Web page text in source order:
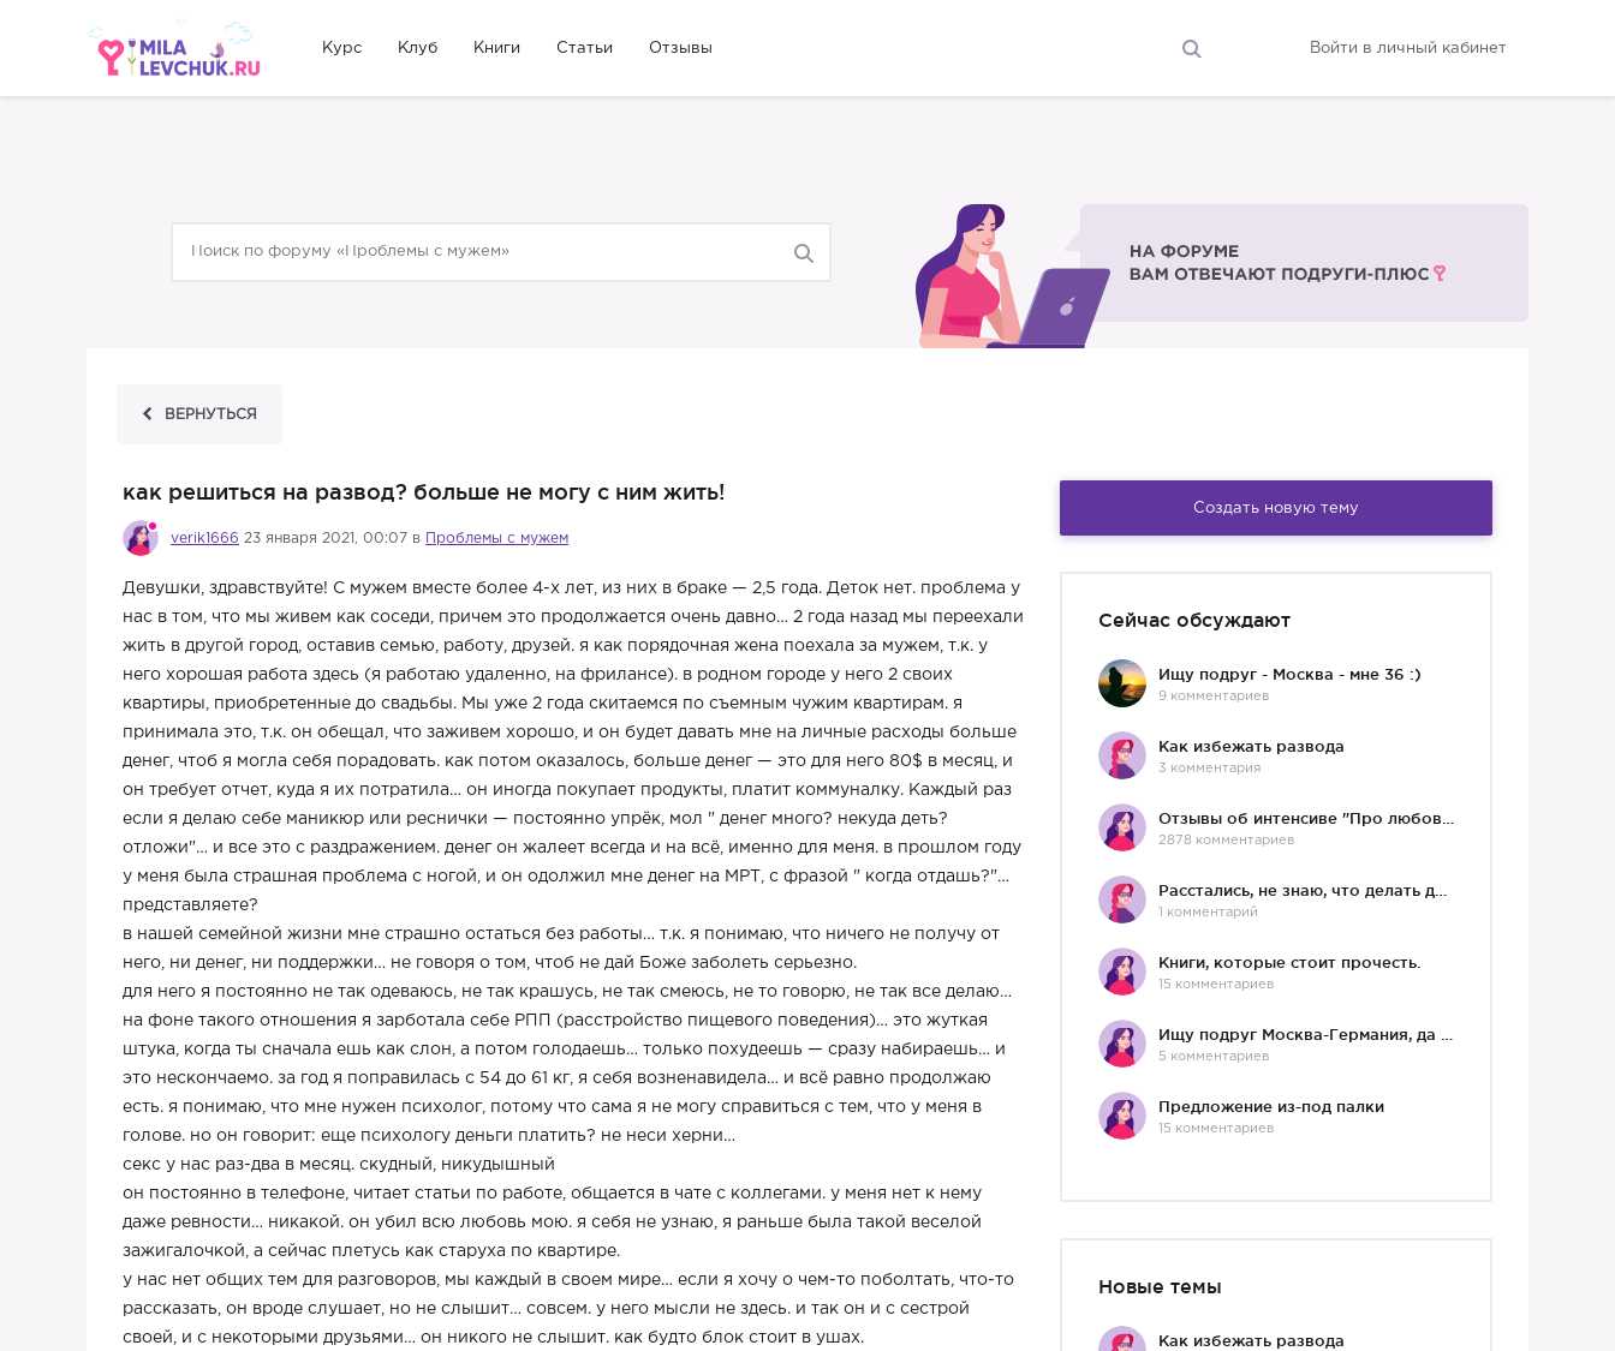
Курс Клуб Книги Статьи Отзывы Войти в личный кабинет
ВЕРНУТЬСЯ
как решиться на развод? больше не могу с ним жить!
verik1666 23 января 2021, 00:07 в Проблемы с мужем
Девушки, здравствуйте! С мужем вместе более 4-х лет, из них в браке — 2,5 года. Деток нет. проблема у
нас в том, что мы живем как соседи, причем это продолжается очень давно… 2 года назад мы переехали
жить в другой город, оставив семью, работу, друзей. я как порядочная жена поехала за мужем, т.к. у
него хорошая работа здесь (я работаю удаленно, на фрилансе). в родном городе у него 2 своих
квартиры, приобретенные до свадьбы. Мы уже 2 года скитаемся по съемным чужим квартирам. я
принимала это, т.к. он обещал, что заживем хорошо, и он будет давать мне на личные расходы больше
денег, чтоб я могла себя порадовать. как потом оказалось, больше денег — это для него 80$ в месяц, и
он требует отчет, куда я их потратила… он иногда покупает продукты, платит коммуналку. Каждый раз
если я делаю себе маникюр или реснички — постоянно упрёк, мол " денег много? некуда деть?
отложи"… и все это с раздражением. денег он жалеет всегда и на всё, именно для меня. в прошлом году
у меня была страшная проблема с ногой, и он одолжил мне денег на МРТ, с фразой " когда отдашь?"…
представляете?
в нашей семейной жизни мне страшно остаться без работы… т.к. я понимаю, что ничего не получу от
него, ни денег, ни поддержки… не говоря о том, чтоб не дай Боже заболеть серьезно.
для него я постоянно не так одеваюсь, не так крашусь, не так смеюсь, не то говорю, не так все делаю…
на фоне такого отношения я зарботала себе РПП (расстройство пищевого поведения)… это жуткая
штука, когда ты сначала ешь как слон, а потом голодаешь… только похудеешь — сразу набираешь… и
это нескончаемо. за год я поправилась с 54 до 61 кг, я себя возненавидела… и всё равно продолжаю
есть. я понимаю, что мне нужен психолог, потому что сама я не могу справиться с тем, что у меня в
голове. но он говорит: еще психологу деньги платить? не неси херни…
секс у нас раз-два в месяц. скудный, никудышный
он постоянно в телефоне, читает статьи по работе, общается в чате с коллегами. у меня нет к нему
даже ревности… никакой. он убил всю любовь мою. я себя не узнаю, я раньше была такой веселой
зажигалочкой, а сейчас плетусь как старуха по квартире.
у нас нет общих тем для разговоров, мы каждый в своем мире… если я хочу о чем-то поболтать, что-то
рассказать, он вроде слушает, но не слышит… совсем. у него мысли не здесь. и так он и с сестрой
своей, и с некоторыми друзьями… он никого не слышит. как будто блок стоит в ушах.
Создать новую тему
Сейчас обсуждают
Ищу подруг - Москва - мне 36 :)
9 комментариев
Как избежать развода
3 комментария
2878 комментариев
1 комментарий
Книги, которые стоит прочесть.
15 комментариев
5 комментариев
Предложение из-под палки
15 комментариев
Новые темы
Как избежать развода